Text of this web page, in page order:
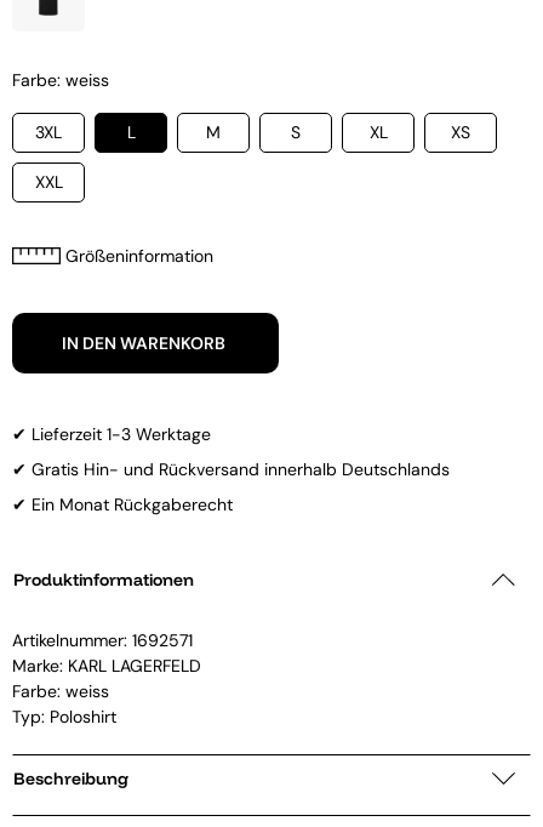
Farbe: weiss
3XL L M S XL XS
XXL
Größeninformation
IN DEN WARENKORB
✔ Lieferzeit 1-3 Werktage
✔ Gratis Hin- und Rückversand innerhalb Deutschlands
✔ Ein Monat Rückgaberecht
Produktinformationen
Artikelnummer: 1692571
Marke: KARL LAGERFELD
Farbe: weiss
Typ: Poloshirt
Beschreibung